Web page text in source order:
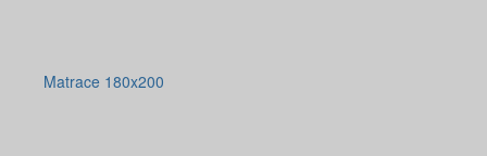
Matrace 180x200